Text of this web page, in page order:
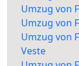
Umzug von
Umzug von
Umzug von
Veste